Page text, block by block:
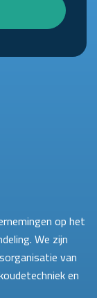
op het
We zijn
van
en